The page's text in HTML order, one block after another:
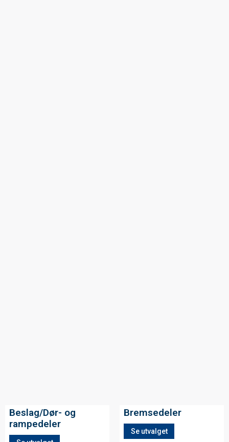
Beslag/Dør- og
rampedeler
Bremsedeler
Se utvalget